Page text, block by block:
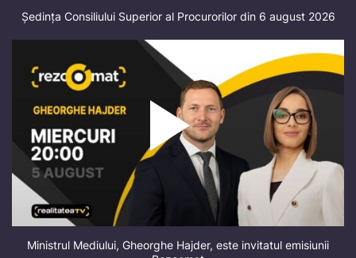
Ședința Consiliului Superior al Procurorilor din 6 august 2026
Ministrul Mediului, Gheorghe Hajder, este invitatul emisiunii